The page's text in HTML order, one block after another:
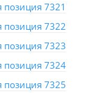
позиция 7321
позиция 7322
позиция 7323
позиция 7324
позиция 7325